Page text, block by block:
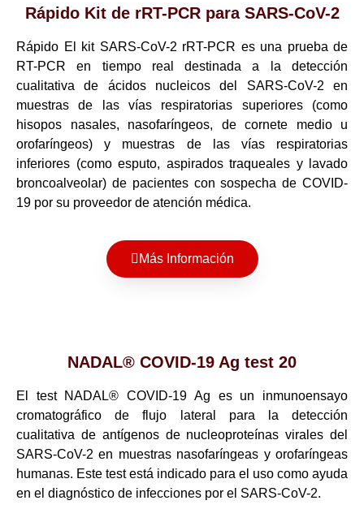
Rápido Kit de rRT-PCR para SARS-CoV-2
Rápido El kit SARS-CoV-2 rRT-PCR es una prueba de
RT-PCR en tiempo real destinada a la detección
cualitativa de ácidos nucleicos del SARS-CoV-2 en
muestras de las vías respiratorias superiores (como
hisopos nasales, nasofaríngeos, de cornete medio u
orofaríngeos) y muestras de las vías respiratorias
inferiores (como esputo, aspirados traqueales y lavado
broncoalveolar) de pacientes con sospecha de COVID-
19 por su proveedor de atención médica.
Más Información
NADAL® COVID-19 Ag test 20
El test NADAL® COVID-19 Ag es un inmunoensayo
cromatográfico de flujo lateral para la detección
cualitativa de antígenos de nucleoproteínas virales del
SARS-CoV-2 en muestras nasofaríngeas y orofaríngeas
humanas. Este test está indicado para el uso como ayuda
en el diagnóstico de infecciones por el SARS-CoV-2.